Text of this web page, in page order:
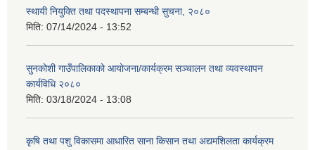
स्थायी नियुक्ति तथा पदस्थापना सम्बन्धी सुचना, २०८०
मिति: 07/14/2024 - 13:52
सुनकोशी गाउँपालिकाको आयोजना/कार्यक्रम सञ्चालन तथा व्यवस्थापन
कार्यविधि २०८०
मिति: 03/18/2024 - 13:08
कृषि तथा पशु विकासमा आधारित साना किसान तथा अद्यमशिलता कार्यक्रम